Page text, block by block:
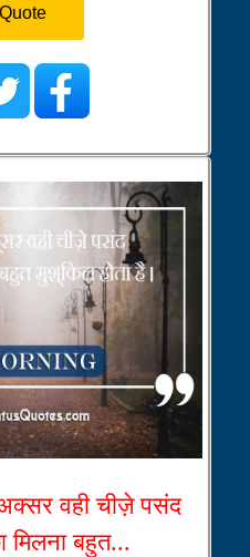
वही चीज़े पसंद
बहुत...